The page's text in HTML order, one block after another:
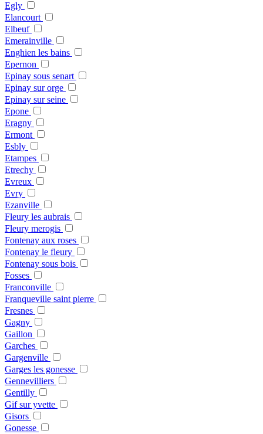
Egly
Elancourt
Elbeuf
Emerainville
Enghien les bains
Epernon
Epinay sous senart
Epinay sur orge
Epinay sur seine
Epone
Eragny
Ermont
Esbly
Etampes
Etrechy
Evreux
Evry
Ezanville
Fleury les aubrais
Fleury merogis
Fontenay aux roses
Fontenay le fleury
Fontenay sous bois
Fosses
Franconville
Franqueville saint pierre
Fresnes
Gagny
Gaillon
Garches
Gargenville
Garges les gonesse
Gennevilliers
Gentilly
Gif sur yvette
Gisors
Gonesse